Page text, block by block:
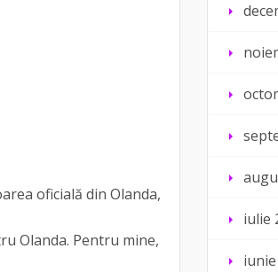
oficială din Olanda,
Olanda. Pentru mine,
iulie
iunie